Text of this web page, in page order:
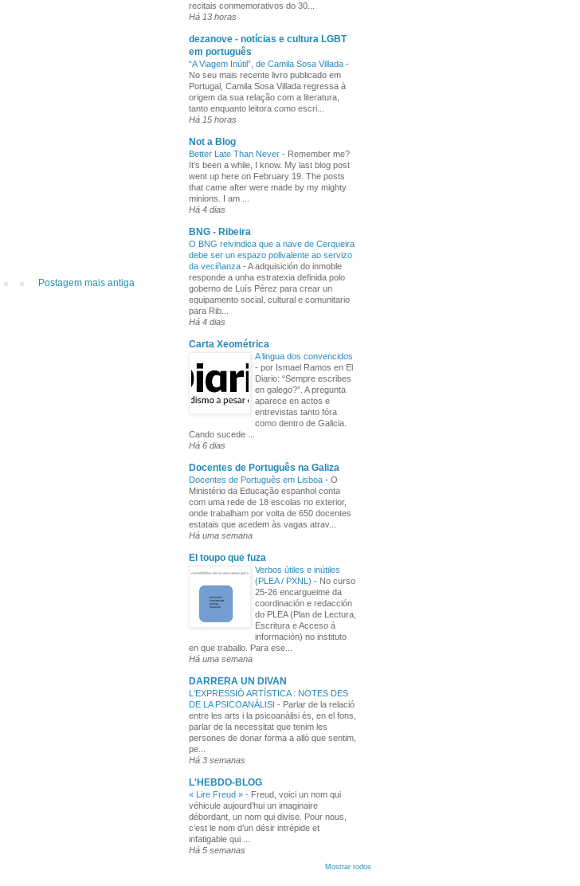
Postagem mais antiga
recitais conmemorativos do 30...
Há 13 horas
dezanove - notícias e cultura LGBT
em português
“A Viagem Inútil”, de Camila Sosa Villada -
No seu mais recente livro publicado em
Portugal, Camila Sosa Villada regressa à
origem da sua relação com a literatura,
tanto enquanto leitora como escri...
Há 15 horas
Not a Blog
Better Late Than Never - Remember me?
It’s been a while, I know. My last blog post
went up here on February 19. The posts
that came after were made by my mighty
minions. I am ...
Há 4 dias
BNG - Ribeira
O BNG reivindica que a nave de Cerqueira
debe ser un espazo polivalente ao servizo
da veciñanza - A adquisición do inmoble
responde a unha estratexia definida polo
goberno de Luís Pérez para crear un
equipamento social, cultural e comunitario
para Rib...
Há 4 dias
Carta Xeométrica
A lingua dos convencidos
- por Ismael Ramos en El
Diario: “Sempre escribes
en galego?”. A pregunta
aparece en actos e
entrevistas tanto fóra
como dentro de Galicia.
Cando sucede ...
Há 6 dias
Docentes de Português na Galiza
Docentes de Português em Lisboa - O
Ministério da Educação espanhol conta
com uma rede de 18 escolas no exterior,
onde trabalham por volta de 650 docentes
estatais que acedem às vagas atrav...
Há uma semana
El toupo que fuza
Verbos útiles e inútiles
(PLEA / PXNL) - No curso
25-26 encargueime da
coordinación e redacción
do PLEA (Plan de Lectura,
Escritura e Acceso á
información) no instituto
en que traballo. Para ese...
Há uma semana
DARRERA UN DIVAN
L'EXPRESSIÓ ARTÍSTICA : NOTES DES
DE LA PSICOANÀLISI - Parlar de la relació
entre les arts i la psicoanàlisi és, en el fons,
parlar de la necessitat que tenim les
persones de donar forma a allò que sentim,
pe...
Há 3 semanas
L'HEBDO-BLOG
« Lire Freud » - Freud, voici un nom qui
véhicule aujourd’hui un imaginaire
débordant, un nom qui divise. Pour nous,
c’est le nom d’un désir intrépide et
infatigable qui ...
Há 5 semanas
Mostrar todos